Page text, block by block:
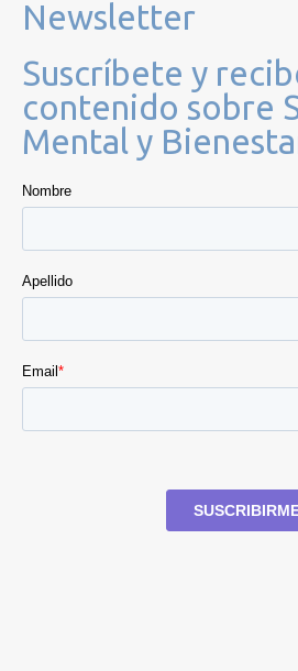
Newsletter
Suscríbete y
contenido sobre
Mental y